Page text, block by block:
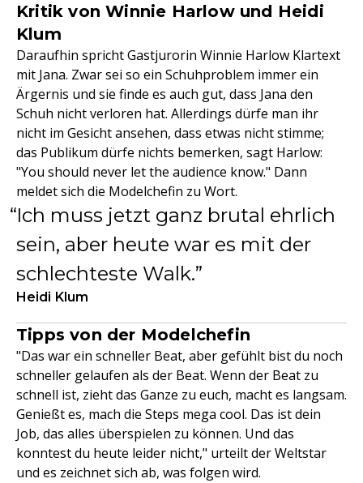
Kritik von Winnie Harlow und Heidi
Klum
Daraufhin spricht Gastjurorin Winnie Harlow Klartext
mit Jana. Zwar sei so ein Schuhproblem immer ein
Ärgernis und sie finde es auch gut, dass Jana den
Schuh nicht verloren hat. Allerdings dürfe man ihr
nicht im Gesicht ansehen, dass etwas nicht stimme;
das Publikum dürfe nichts bemerken, sagt Harlow:
"You should never let the audience know." Dann
meldet sich die Modelchefin zu Wort.
Ich muss jetzt ganz brutal ehrlich
sein, aber heute war es mit der
schlechteste Walk.
Heidi Klum
Tipps von der Modelchefin
"Das war ein schneller Beat, aber gefühlt bist du noch
schneller gelaufen als der Beat. Wenn der Beat zu
schnell ist, zieht das Ganze zu euch, macht es langsam.
Genießt es, mach die Steps mega cool. Das ist dein
Job, das alles überspielen zu können. Und das
konntest du heute leider nicht," urteilt der Weltstar
und es zeichnet sich ab, was folgen wird.